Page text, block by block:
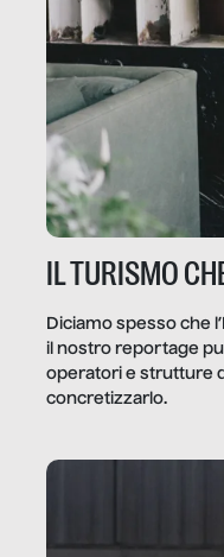
IL TURISMO
Diciamo spesso che
il nostro reportage
operatori e strutture
concretizzarlo.